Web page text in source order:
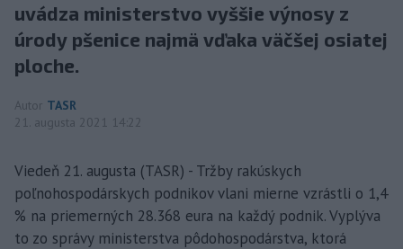
uvádza ministerstvo vyššie výnosy z
úrody pšenice najmä vďaka väčšej osiatej
ploche.
Autor TASR
21. augusta 2021 14:22
Viedeň 21. augusta (TASR) - Tržby rakúskych
poľnohospodárskych podnikov vlani mierne vzrástli o 1,4
% na priemerných 28.368 eura na každý podnik. Vyplýva
to zo správy ministerstva pôdohospodárstva, ktorá